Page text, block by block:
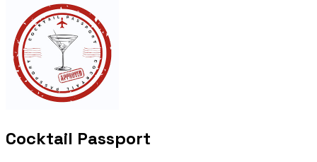
Cocktail Passport